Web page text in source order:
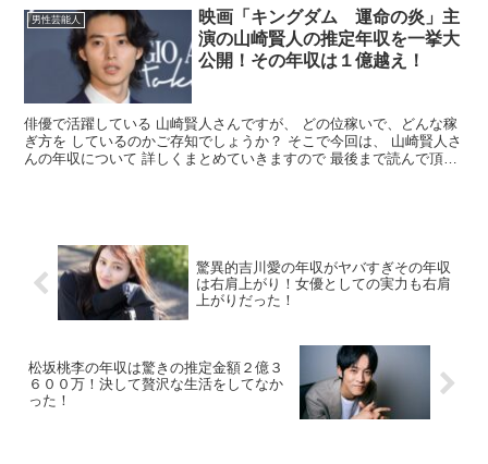
男性芸能人
映画「キングダム 運命の炎」主
演の山崎賢人の推定年収を一挙大
公開！その年収は１億越え！
俳優で活躍している 山崎賢人さんですが、 どの位稼いで、どんな稼
ぎ方を しているのかご存知でしょうか？ そこで今回は、 山崎賢人さ
んの年収について 詳しくまとめていきますので 最後まで読んで頂け
驚異的吉川愛の年収がヤバすぎその年収
は右肩上がり！女優としての実力も右肩
上がりだった！
松坂桃李の年収は驚きの推定金額２億３
６００万！決して贅沢な生活をしてなか
った！